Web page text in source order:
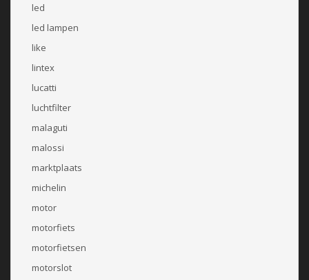
led
led lampen
like
lintex
lucatti
luchtfilter
malaguti
malossi
marktplaats
michelin
motor
motorfiets
motorfietsen
motorslot